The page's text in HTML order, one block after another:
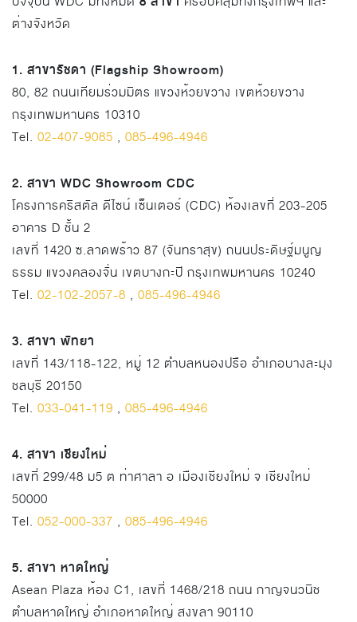
ต่างจังหวัด
1. สาขารัชดา (Flagship Showroom)
80, 82 ถนนเทียมร่วมมิตร แขวงห้วยขวาง เขตห้วยขวาง
กรุงเทพมหานคร 10310
Tel. 02-407-9085 , 085-496-4946
2. สาขา WDC Showroom CDC
โครงการคริสตัล ดีไซน์ เซ็นเตอร์ (CDC) ห้องเลขที่ 203-205
อาคาร D ชั้น 2
เลขที่ 1420 ซ.ลาดพร้าว 87 (จันทราสุข) ถนนประดิษฐ์มนูญ
ธรรม แขวงคลองจั่น เขตบางกะปิ กรุงเทพมหานคร 10240
Tel. 02-102-2057-8 , 085-496-4946
3. สาขา พัทยา
เลขที่ 143/118-122, หมู่ 12 ตำบลหนองปรือ อำเภอบางละมุง
ชลบุรี 20150
Tel. 033-041-119 , 085-496-4946
4. สาขา เชียงใหม่
เลขที่ 299/48 ม5 ต ท่าศาลา อ เมืองเชียงใหม่ จ เชียงใหม่
50000
Tel. 052-000-337 , 085-496-4946
5. สาขา หาดใหญ่
Asean Plaza ห้อง C1, เลขที่ 1468/218 ถนน กาญจนวนิช
ตำบลหาดใหญ่ อำเภอหาดใหญ่ สงขลา 90110